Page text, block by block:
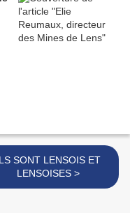
SONT LENSOIS ET
LENSOISES >